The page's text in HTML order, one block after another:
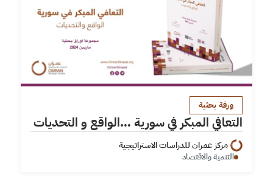
ورقة بحثية
التعافي المبكر في سورية …الواقع و التحديات
مركز عمران للدراسات الاستراتيجية
التنمية والاقتصاد